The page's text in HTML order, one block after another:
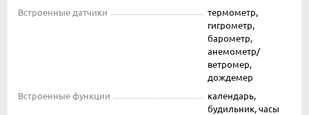
Встроенные датчики
термометр,
гигрометр,
барометр,
анемометр/
ветромер,
дождемер
Встроенные функции
календарь,
будильник, часы